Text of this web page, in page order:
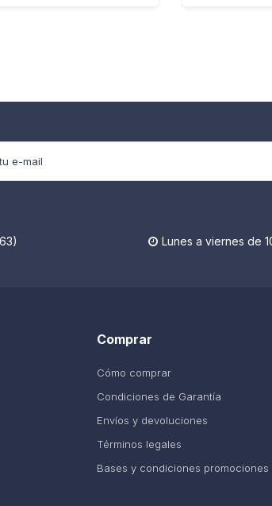
 Lunes a viernes de
Comprar
Cómo comprar
Condiciones de Garantía
Envíos y devoluciones
Términos legales
Bases y condiciones promociones